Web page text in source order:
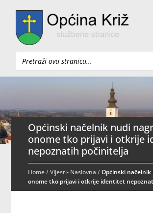
Pretraži
Općinski načelnik nudi
onome tko prijavi i otkrije
nepoznatih počinitelja
Home/Vijesti- Naslovna /Općinski
onome tko prijavi i otkrije identitet